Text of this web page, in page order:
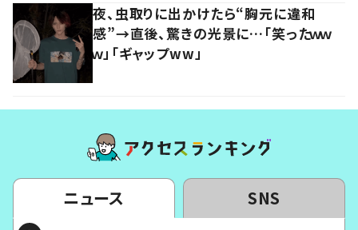
夜、虫取りに出かけたら“胸元に違和
感”→直後、驚きの光景に…「笑ったｗｗ
ｗ」「ギャップww」
ニュース SNS